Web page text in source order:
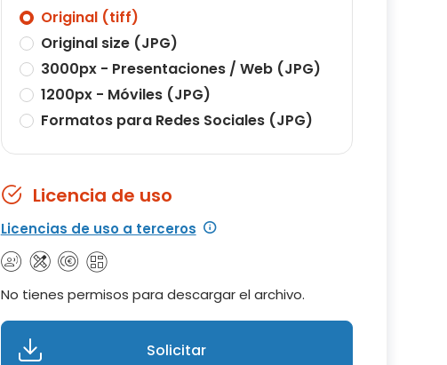
Original (tiff)
Original size (JPG)
3000px - Presentaciones / Web (JPG)
1200px - Móviles (JPG)
Formatos para Redes Sociales (JPG)
Licencia de uso
Licencias de uso a terceros
No tienes permisos para descargar el archivo.
Solicitar